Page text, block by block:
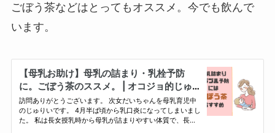
ごぼう茶などはとってもオススメ。今でも飲んで
います。